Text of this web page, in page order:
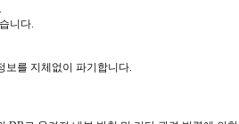
니다.
보를 지체없이 파기합니다.